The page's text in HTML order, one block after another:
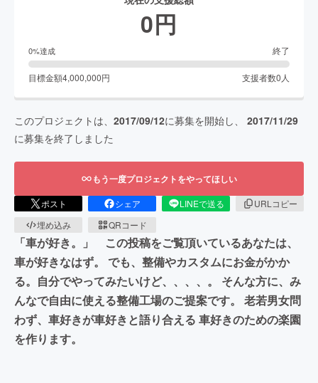
0円
0%達成 終了
目標金額4,000,000円 支援者数0 人
このプロジェクトは、 2017/09/12に募集を開始し、 2017/11/29
に募集を終了しました
もう一度プロジェクトをやってほしい
ポスト シェア LINEで送る
URLコピー
埋め込み
QRコード
「車が好き。」 この投稿をご覧頂いているあなたは、
車が好きなはず。 でも、整備やカスタムにお金がかか
る。自分でやってみたいけど、、、、。 そんな方に、み
んなで自由に使える整備工場のご提案です。 老若男女問
わず、車好きが車好きと語り合える 車好きのための楽園
を作ります。